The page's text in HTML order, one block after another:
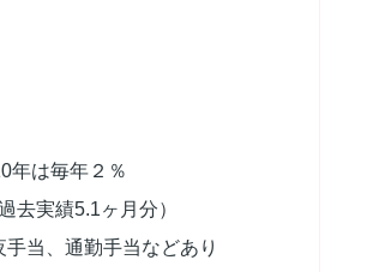
年は毎年２％
去実績5.1ヶ月分）
当、通勤手当などあり